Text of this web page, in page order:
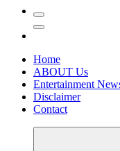
Home
ABOUT Us
Entertainment
Disclaimer
Contact